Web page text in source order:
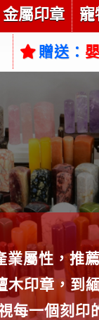
金屬印章 寵
贈送：
業屬性，推
印章，到
每一個刻印